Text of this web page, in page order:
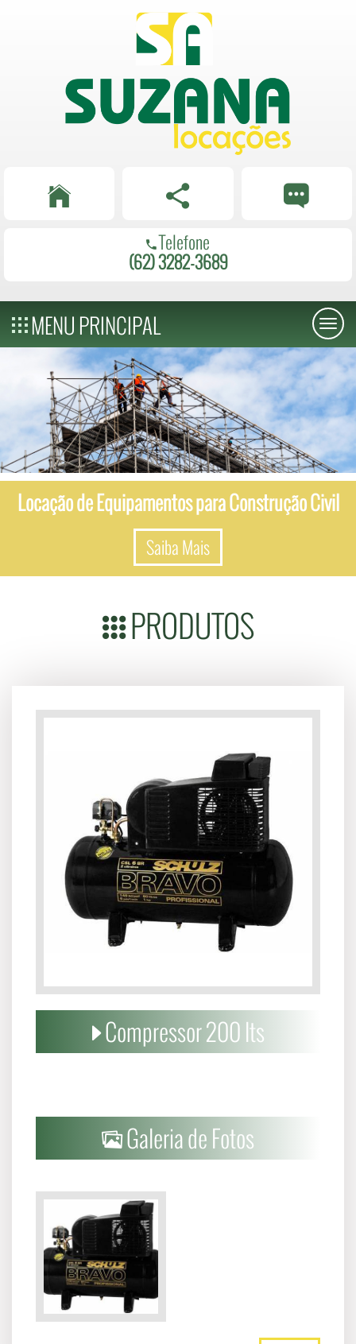
Telefone
(62) 3282-3689
MENU PRINCIPAL
Locação de Equipamentos para Construção Civil
Saiba Mais
PRODUTOS
Compressor 200 lts
Galeria de Fotos